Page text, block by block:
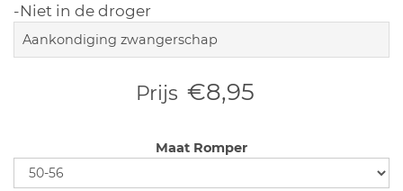
-Niet in de droger
Aankondiging zwangerschap
Prijs €8,95
Maat Romper